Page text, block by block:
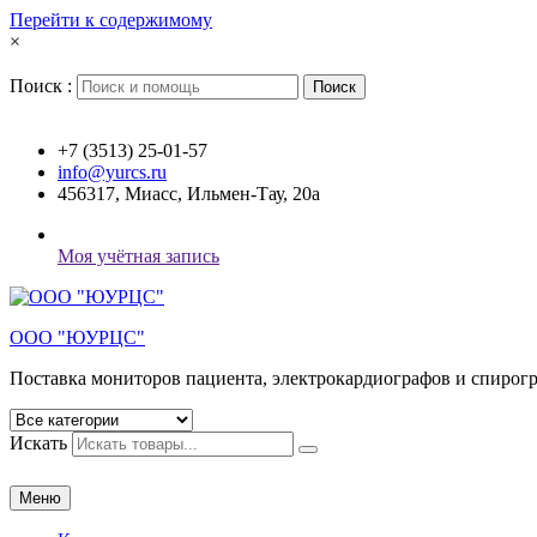
Перейти к содержимому
×
Поиск : Поиск
+7 (3513) 25-01-57
info@yurcs.ru
456317, Миасс, Ильмен-Тау, 20а
Моя учётная запись
ООО "ЮУРЦС"
Поставка мониторов пациента, электрокардиографов и
Искать
Меню